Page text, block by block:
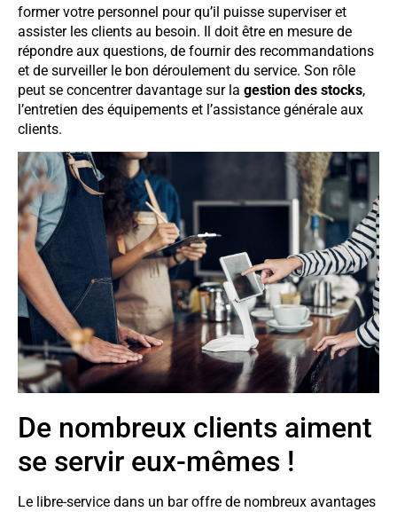
former votre personnel pour qu’il puisse superviser et
assister les clients au besoin. Il doit être en mesure de
répondre aux questions, de fournir des recommandations
et de surveiller le bon déroulement du service. Son rôle
peut se concentrer davantage sur la gestion des stocks,
l’entretien des équipements et l’assistance générale aux
clients.
De nombreux clients aiment
se servir eux-mêmes !
Le libre-service dans un bar offre de nombreux avantages